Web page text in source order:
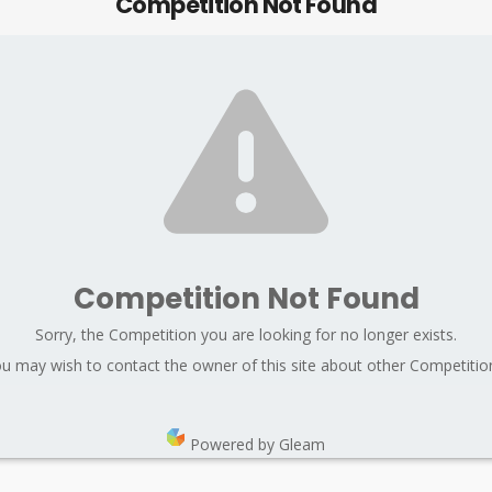
Competition Not Found
Sorry, the Competition you are looking for no longer exists.
may wish to contact the owner of this site about other
Powered by Gleam